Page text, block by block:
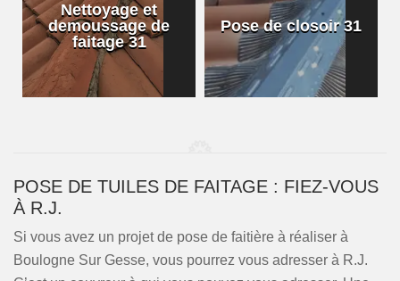
Nettoyage et
demoussage de
faitage 31
Pose de closoir 31
POSE DE TUILES DE FAITAGE : FIEZ-VOUS
À R.J.
Si vous avez un projet de pose de faitière à réaliser à
Boulogne Sur Gesse, vous pourrez vous adresser à R.J.